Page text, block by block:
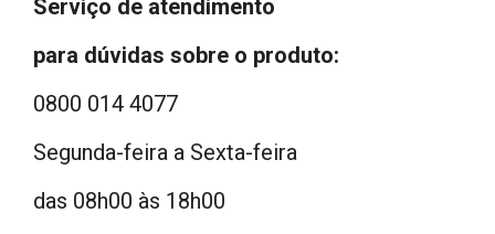
Serviço de atendimento
para dúvidas sobre o produto:
0800 014 4077
Segunda-feira a Sexta-feira
das 08h00 às 18h00